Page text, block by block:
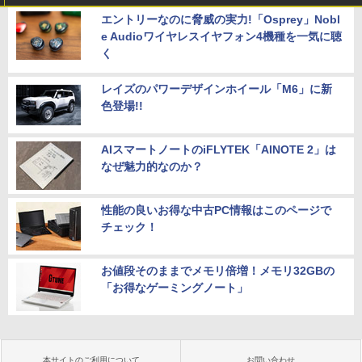
エントリーなのに脅威の実力!「Osprey」Nobl
e Audioワイヤレスイヤフォン4機種を一気に聴
く
レイズのパワーデザインホイール「M6」に新
色登場!!
AIスマートノートのiFLYTEK「AINOTE 2」は
なぜ魅力的なのか？
性能の良いお得な中古PC情報はこのページで
チェック！
お値段そのままでメモリ倍増！メモリ32GBの
「お得なゲーミングノート」
本サイトのご利用について お問い合わせ